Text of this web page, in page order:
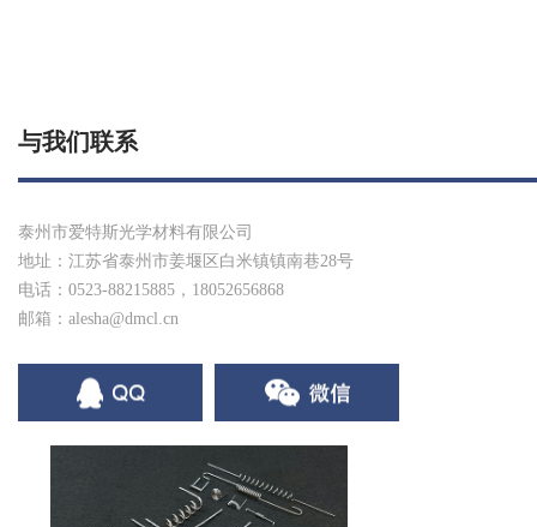
与我们联系
泰州市爱特斯光学材料有限公司
地址：江苏省泰州市姜堰区白米镇镇南巷28号
电话：0523-88215885，18052656868
邮箱： alesha@dmcl.cn